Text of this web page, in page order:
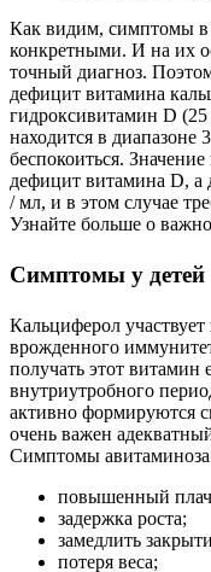
Как видим, симптомы в
конкретными. И на их
точный диагноз.
дефицит витамина
гидроксивитамин D
находится в диапазоне
беспокоиться.
дефицит витамина D, а
/ мл, и в этом случае
Узнайте больше о
Симптомы у детей
Кальциферол
врожденного
получать этот
внутриутробного
активно формируются
очень важен
Симптомы
повышенный
задержка роста;
замедлить
потеря веса;